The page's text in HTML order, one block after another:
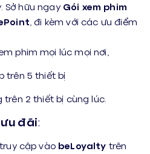
Sở hữu ngay Gói xem phim
, đi kèm với các ưu điểm
phim mọi lúc mọi nơi,
trên 5 thiết bị
trên 2 thiết bị cùng lúc.
đãi:
cập vào beLoyalty trên